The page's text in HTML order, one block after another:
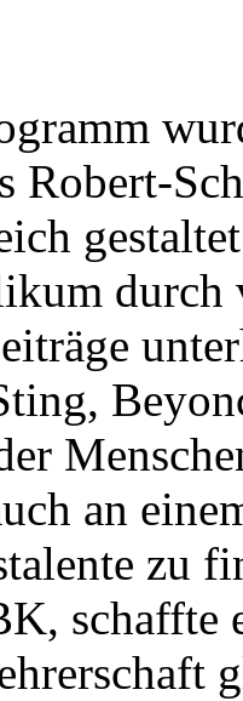
Robert-
durch
an
zu
schaffte